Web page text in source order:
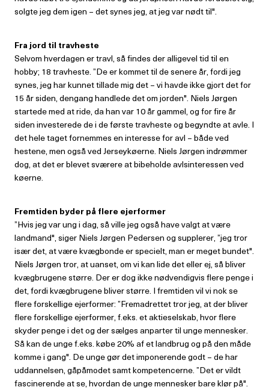
solgte jeg dem igen – det synes jeg, at jeg var nødt til".
Fra jord til travheste
Selvom hverdagen er travl, så findes der alligevel tid til en
hobby; 18 travheste. ”De er kommet til de senere år, fordi jeg
synes, jeg har kunnet tillade mig det – vi havde ikke gjort det for
15 år siden, dengang handlede det om jorden". Niels Jørgen
startede med at ride, da han var 10 år gammel, og for fire år
siden investerede de i de første travheste og begyndte at avle. I
det hele taget fornemmes en interesse for avl – både ved
hestene, men også ved Jerseykøerne. Niels Jørgen indrømmer
dog, at det er blevet sværere at bibeholde avlsinteressen ved
køerne.
Fremtiden byder på flere ejerformer
”Hvis jeg var ung i dag, så ville jeg også have valgt at være
landmand", siger Niels Jørgen Pedersen og supplerer, ”jeg tror
især det, at være kvægbonde er specielt, man er meget bundet".
Niels Jørgen tror, at uanset, om vi kan lide det eller ej, så bliver
kvægbrugene større. Der er dog ikke nødvendigvis flere penge i
det, fordi kvægbrugene bliver større. I fremtiden vil vi nok se
flere forskellige ejerformer: ”Fremadrettet tror jeg, at der bliver
flere forskellige ejerformer, f.eks. et aktieselskab, hvor flere
skyder penge i det og der sælges anparter til unge mennesker.
Så kan de unge f.eks. købe 20% af et landbrug og på den måde
komme i gang". De unge gør det imponerende godt – de har
uddannelsen, gåpåmodet samt kompetencerne. ”Det er vildt
fascinerende at se, hvordan de unge mennesker bare klør på".